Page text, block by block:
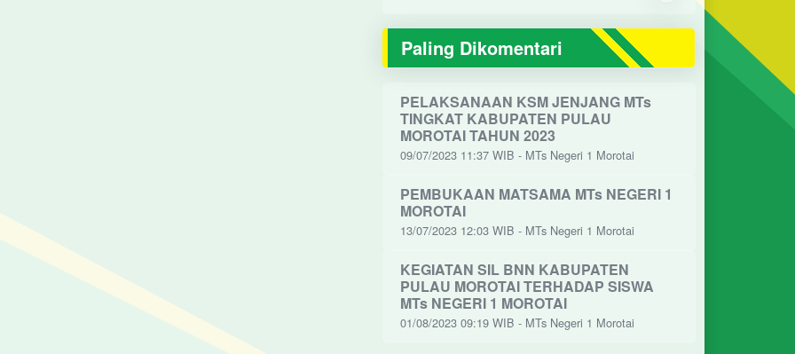
Paling Dikomentari
PELAKSANAAN KSM JENJANG MTs
TINGKAT KABUPATEN PULAU
MOROTAI TAHUN 2023
09/07/2023 11:37 WIB - MTs Negeri 1 Morotai
PEMBUKAAN MATSAMA MTs NEGERI 1
MOROTAI
13/07/2023 12:03 WIB - MTs Negeri 1 Morotai
KEGIATAN SIL BNN KABUPATEN
PULAU MOROTAI TERHADAP SISWA
MTs NEGERI 1 MOROTAI
01/08/2023 09:19 WIB - MTs Negeri 1 Morotai